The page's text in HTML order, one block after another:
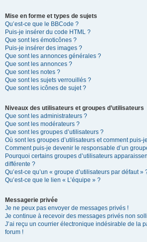
Mise en forme et types de sujets
Qu’est-ce que le BBCode ?
Puis-je insérer du code HTML ?
Que sont les émoticônes ?
Puis-je insérer des images ?
Que sont les annonces générales ?
Que sont les annonces ?
Que sont les notes ?
Que sont les sujets verrouillés ?
Que sont les icônes de sujet ?
Niveaux des utilisateurs et groupes d’utilisateurs
Que sont les administrateurs ?
Que sont les modérateurs ?
Que sont les groupes d’utilisateurs ?
Où sont les groupes d’utilisateurs et comment puis-
Comment puis-je devenir le responsable d’un
Pourquoi certains groupes d’utilisateurs
différente ?
Qu’est-ce qu’un « groupe d’utilisateurs par défaut »
Qu’est-ce que le lien « L’équipe » ?
Messagerie privée
Je ne peux pas envoyer de messages privés !
Je continue à recevoir des messages privés non
J’ai reçu un courrier électronique indésirable de la
forum !